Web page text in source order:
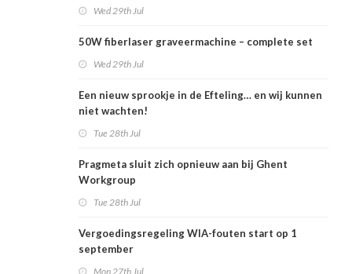
Wed 29th Jul
50W fiberlaser graveermachine – complete set
Wed 29th Jul
Een nieuw sprookje in de Efteling… en wij kunnen
niet wachten!
Tue 28th Jul
Pragmeta sluit zich opnieuw aan bij Ghent
Workgroup
Tue 28th Jul
Vergoedingsregeling WIA-fouten start op 1
september
Mon 27th Jul